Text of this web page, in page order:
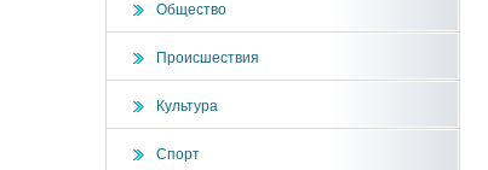
Общество
Происшествия
Культура
Спорт